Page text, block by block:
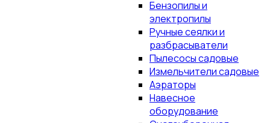
Бензопилы и
электропилы
Ручные сеялки и
разбрасыватели
Пылесосы садовые
Измельчители садовые
Аэраторы
Навесное
оборудование